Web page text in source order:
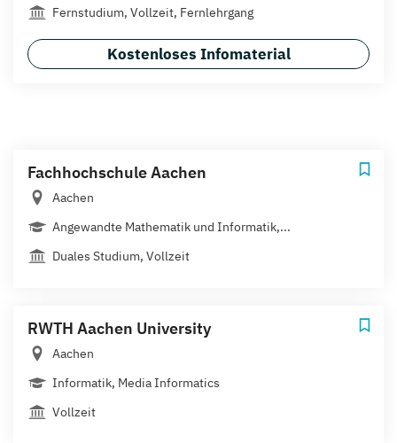
Fernstudium, Vollzeit, Fernlehrgang
Kostenloses Infomaterial
Fachhochschule Aachen
Aachen
Angewandte Mathematik und Informatik,...
Duales Studium, Vollzeit
RWTH Aachen University
Aachen
Informatik, Media Informatics
Vollzeit